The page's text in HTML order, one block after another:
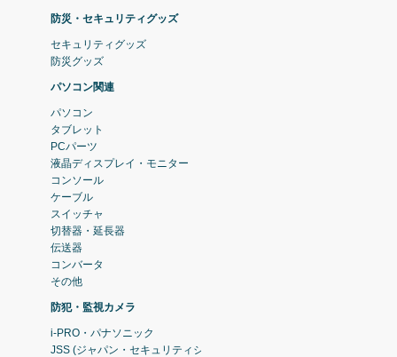
防災・セキュリティグッズ
セキュリティグッズ
防災グッズ
パソコン関連
パソコン
タブレット
PCパーツ
液晶ディスプレイ・モニター
コンソール
ケーブル
スイッチャ
切替器・延長器
伝送器
コンバータ
その他
防犯・監視カメラ
i-PRO・パナソニック
JSS (ジャパン・セキュリティシステム)